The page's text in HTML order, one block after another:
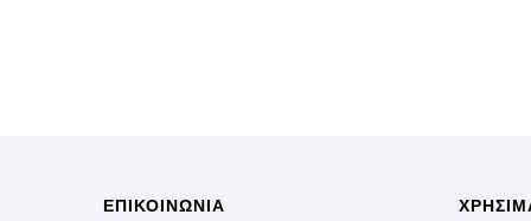
ΕΠΙΚΟΙΝΩΝΙΑ